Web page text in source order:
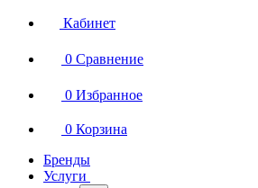
Кабинет
0 Сравнение
0 Избранное
0 Корзина
Бренды
Услуги